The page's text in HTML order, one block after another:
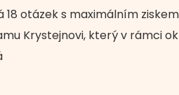
otázek s maximálním
Krystejnovi, který v rámci